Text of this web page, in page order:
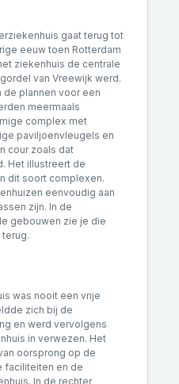
gaat terug tot
eeuw toen Rotterdam
ziekenhuis de centrale
van Vreewijk werd.
de plannen voor een
meermaals
complex met
paviljoenvleugels en
cour zoals dat
Het illustreert de
dit soort complexen.
eenvoudig aan
zijn. In de
gebouwen zie je die
was nooit een vrije
zich bij de
en werd vervolgens
in verwezen. Het
oorsprong op de
faciliteiten en de
In de rechter